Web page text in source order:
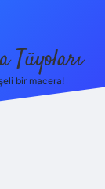
Tüyoları
bir macera!